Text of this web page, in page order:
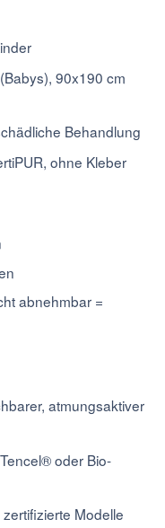
90x190 cm
Behandlung
ohne Kleber
abnehmbar =
atmungsaktiver
oder Bio-
Modelle